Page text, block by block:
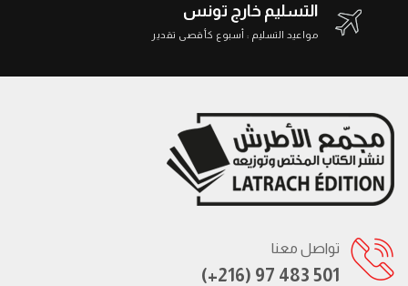
التسليم خارج تونس
مواعيد التسليم : أسبوع كأقصى تقدير
تواصل معنا
(+216) 97 483 501